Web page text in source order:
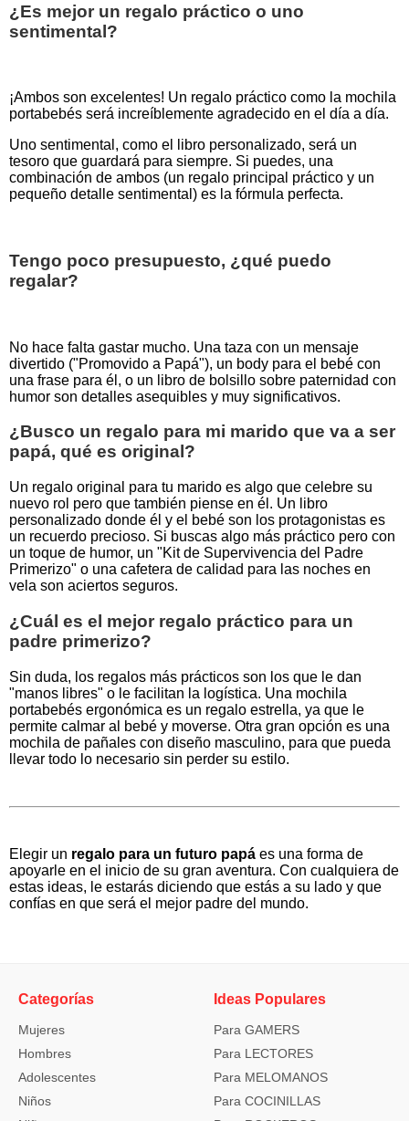
¿Es mejor un regalo práctico o uno
sentimental?
¡Ambos son excelentes! Un regalo práctico como la mochila
portabebés será increíblemente agradecido en el día a día.
Uno sentimental, como el libro personalizado, será un
tesoro que guardará para siempre. Si puedes, una
combinación de ambos (un regalo principal práctico y un
pequeño detalle sentimental) es la fórmula perfecta.
Tengo poco presupuesto, ¿qué puedo
regalar?
No hace falta gastar mucho. Una taza con un mensaje
divertido ("Promovido a Papá"), un body para el bebé con
una frase para él, o un libro de bolsillo sobre paternidad con
humor son detalles asequibles y muy significativos.
¿Busco un regalo para mi marido que va a ser
papá, qué es original?
Un regalo original para tu marido es algo que celebre su
nuevo rol pero que también piense en él. Un libro
personalizado donde él y el bebé son los protagonistas es
un recuerdo precioso. Si buscas algo más práctico pero con
un toque de humor, un "Kit de Supervivencia del Padre
Primerizo" o una cafetera de calidad para las noches en
vela son aciertos seguros.
¿Cuál es el mejor regalo práctico para un
padre primerizo?
Sin duda, los regalos más prácticos son los que le dan
"manos libres" o le facilitan la logística. Una mochila
portabebés ergonómica es un regalo estrella, ya que le
permite calmar al bebé y moverse. Otra gran opción es una
mochila de pañales con diseño masculino, para que pueda
llevar todo lo necesario sin perder su estilo.
Elegir un regalo para un futuro papá es una forma de
apoyarle en el inicio de su gran aventura. Con cualquiera de
estas ideas, le estarás diciendo que estás a su lado y que
confías en que será el mejor padre del mundo.
Categorías
Mujeres
Hombres
Adolescentes
Niños
Ideas Populares
Para GAMERS
Para LECTORES
Para MELOMANOS
Para COCINILLAS